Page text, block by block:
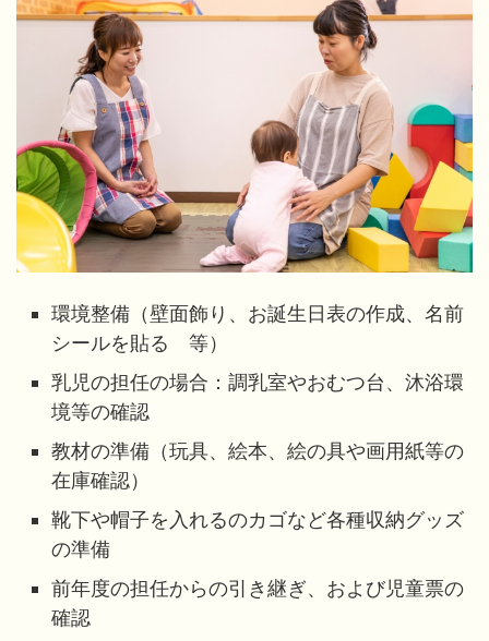
環境整備（壁面飾り、お誕生日表の作成、名前
シールを貼る 等）
乳児の担任の場合：調乳室やおむつ台、沐浴環
境等の確認
教材の準備（玩具、絵本、絵の具や画用紙等の
在庫確認）
靴下や帽子を入れるのカゴなど各種収納グッズ
の準備
前年度の担任からの引き継ぎ、および児童票の
確認